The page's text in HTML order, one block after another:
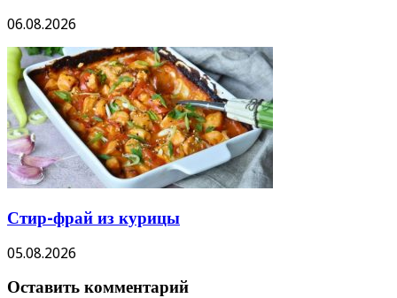
06.08.2026
Стир-фрай из курицы
05.08.2026
Оставить комментарий